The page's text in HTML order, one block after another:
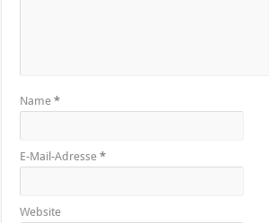
Name*
E-Mail-Adresse*
Website